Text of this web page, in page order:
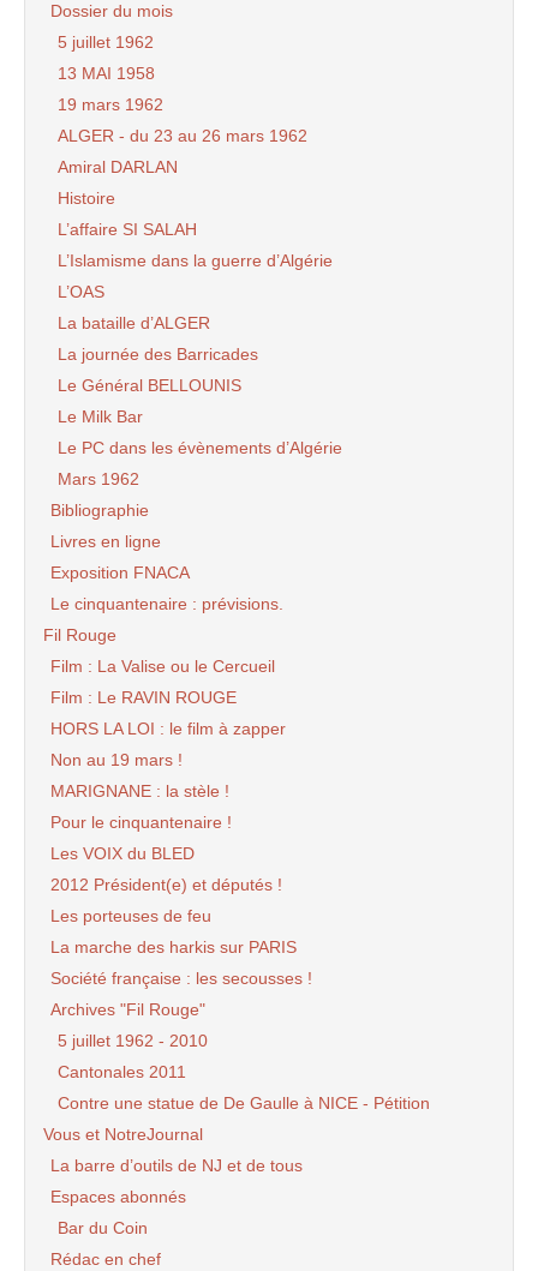
Dossier du mois
5 juillet 1962
13 MAI 1958
19 mars 1962
ALGER - du 23 au 26 mars 1962
Amiral DARLAN
Histoire
L’affaire SI SALAH
L’Islamisme dans la guerre d’Algérie
L’OAS
La bataille d’ALGER
La journée des Barricades
Le Général BELLOUNIS
Le Milk Bar
Le PC dans les évènements d’Algérie
Mars 1962
Bibliographie
Livres en ligne
Exposition FNACA
Le cinquantenaire : prévisions.
Fil Rouge
Film : La Valise ou le Cercueil
Film : Le RAVIN ROUGE
HORS LA LOI : le film à zapper
Non au 19 mars !
MARIGNANE : la stèle !
Pour le cinquantenaire !
Les VOIX du BLED
2012 Président(e) et députés !
Les porteuses de feu
La marche des harkis sur PARIS
Société française : les secousses !
Archives "Fil Rouge"
5 juillet 1962 - 2010
Cantonales 2011
Contre une statue de De Gaulle à NICE - Pétition
Vous et NotreJournal
La barre d’outils de NJ et de tous
Espaces abonnés
Bar du Coin
Rédac en chef